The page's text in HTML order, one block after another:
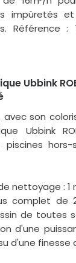
impûretés
Référence :
Ubbink
avec son
Ubbink
nettoyage :
complet de
de toutes
d'une
d'une finesse